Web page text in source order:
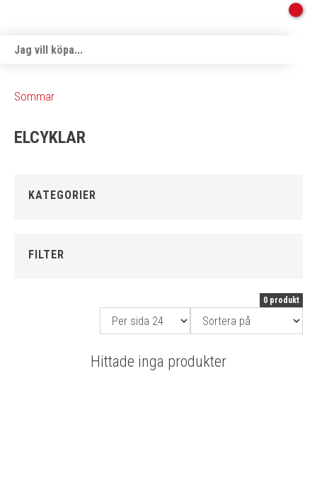
Sommar
ELCYKLAR
KATEGORIER
FILTER
0 produkt
Hittade inga produkter